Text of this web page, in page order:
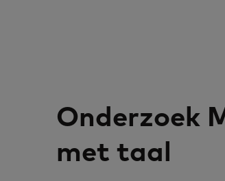
Onderzoek
met taal